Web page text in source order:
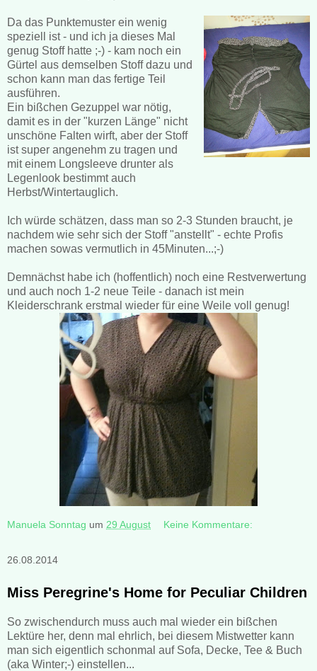
Da das Punktemuster ein wenig
speziell ist - und ich ja dieses Mal
genug Stoff hatte ;-) - kam noch ein
Gürtel aus demselben Stoff dazu und
schon kann man das fertige Teil
ausführen.
Ein bißchen Gezuppel war nötig,
damit es in der "kurzen Länge" nicht
unschöne Falten wirft, aber der Stoff
ist super angenehm zu tragen und
mit einem Longsleeve drunter als
Legenlook bestimmt auch
Herbst/Wintertauglich.
Ich würde schätzen, dass man so 2-3 Stunden braucht, je
nachdem wie sehr sich der Stoff "anstellt" - echte Profis
machen sowas vermutlich in 45Minuten...;-)
Demnächst habe ich (hoffentlich) noch eine Restverwertung
und auch noch 1-2 neue Teile - danach ist mein
Kleiderschrank erstmal wieder für eine Weile voll genug!
Manuela Sonntag um 29 August Keine Kommentare:
26.08.2014
Miss Peregrine's Home for Peculiar Children
So zwischendurch muss auch mal wieder ein bißchen
Lektüre her, denn mal ehrlich, bei diesem Mistwetter kann
man sich eigentlich schonmal auf Sofa, Decke, Tee & Buch
(aka Winter;-) einstellen...